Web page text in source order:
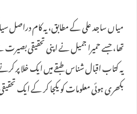
میاں ساجد علی کے مطابق، یہ کام
تھا، جسے حمیرا جمیل نے اپنی تحقیقی
یہ کتاب اقبال شناس طبقے میں ایک خلا
بکھری ہوئی معلومات کو یکجا کر کے ایک